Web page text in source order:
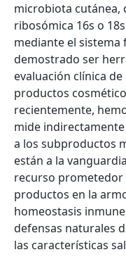
microbiota cutánea,
ribosómica 16s o
mediante el
demostrado ser
evaluación clínica
productos
recientemente,
mide
a los subproductos
están a la
recurso prometedor
productos en la
homeostasis
defensas naturales
las características